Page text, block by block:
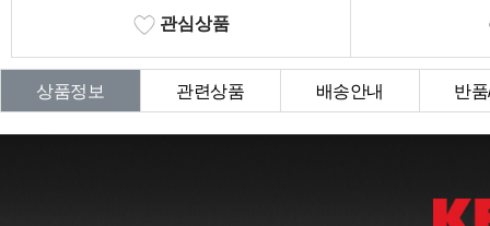
관심상품
상품정보 관련상품 배송안내 반
상품Q&A